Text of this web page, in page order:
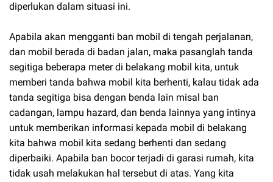
diperlukan dalam situasi ini.
Apabila akan mengganti ban mobil di tengah perjalanan,
dan mobil berada di badan jalan, maka pasanglah tanda
segitiga beberapa meter di belakang mobil kita, untuk
memberi tanda bahwa mobil kita berhenti, kalau tidak ada
tanda segitiga bisa dengan benda lain misal ban
cadangan, lampu hazard, dan benda lainnya yang intinya
untuk memberikan informasi kepada mobil di belakang
kita bahwa mobil kita sedang berhenti dan sedang
diperbaiki. Apabila ban bocor terjadi di garasi rumah, kita
tidak usah melakukan hal tersebut di atas. Yang kita